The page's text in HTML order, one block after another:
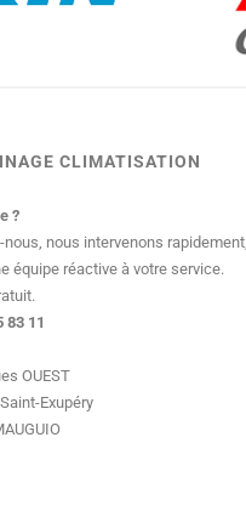
CLIMATISATION
?
nous, nous intervenons rapidement,
équipe réactive à votre service.
83 11
OUEST
Exupéry